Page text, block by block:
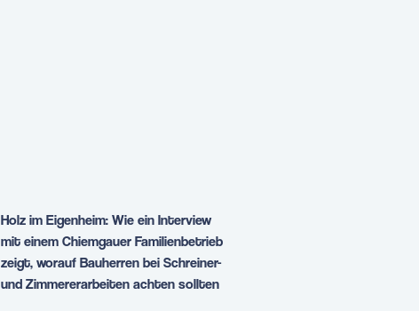
Holz im Eigenheim: Wie ein Interview
mit einem Chiemgauer Familienbetrieb
zeigt, worauf Bauherren bei Schreiner-
und Zimmererarbeiten achten sollten